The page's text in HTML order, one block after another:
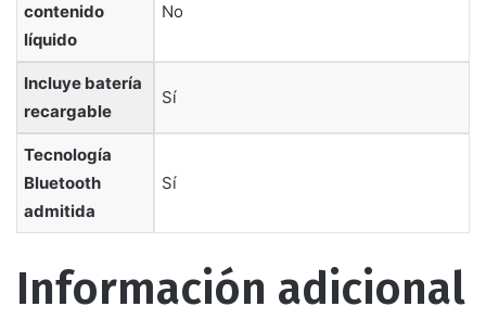
contenido
líquido
‎No
Incluye batería
recargable
‎Sí
Tecnología
Bluetooth
admitida
‎Sí
Información adicional